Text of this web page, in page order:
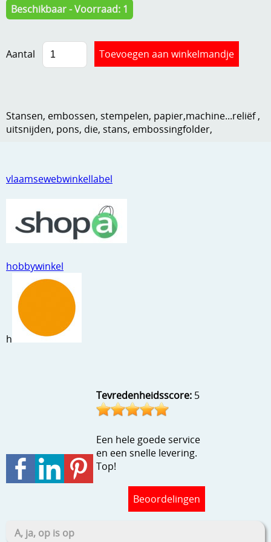
Kneedmateriaal
Leuke versieringen
Netjes opbergen
Papier en karton
Ribbelaar
Speciaal papier
Stempels en zo
Template, mask, stencils, grids
Wat nog, een creatief kijkje
vlaamsewebwinkellabel
hobbywinkel
h
Tevredenheidsscore: 5
Een hele goede service
en een snelle levering.
Top!
Beoordelingen
A, ja, op is op
Beschikbaar - Voorraad: 1
Aantal
Stansen, embossen, stempelen, papier,machine...reliëf ,
uitsnijden, pons, die, stans, embossingfolder,